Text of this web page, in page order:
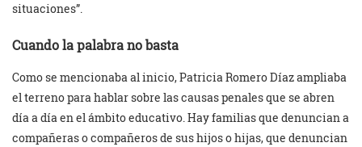
situaciones”.
Cuando la palabra no basta
Como se mencionaba al inicio, Patricia Romero Díaz ampliaba
el terreno para hablar sobre las causas penales que se abren
día a día en el ámbito educativo. Hay familias que denuncian a
compañeras o compañeros de sus hijos o hijas, que denuncian